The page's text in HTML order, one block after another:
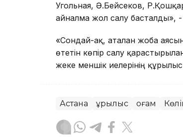
Угольная, Ә.Бейсеков,
айналма жол салу басталды», -
«Сондай-ақ, аталған жоба
өтетін көпір салу
жеке меншік иелерінің
Астана Құрылыс Қоғам